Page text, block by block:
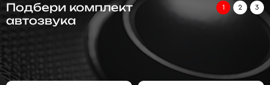
Подбери комплект
автозвука
1 2 3